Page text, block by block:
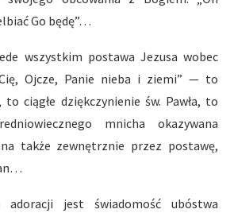
Go będę”…
wszystkim postawa Jezusa wobec
Cię, Ojcze, Panie nieba i ziemi” — to
ciągłe dziękczynienie św. Pawła, to
mnicha okazywana
także zewnętrznie przez postawę,
adoracji jest świadomość ubóstwa